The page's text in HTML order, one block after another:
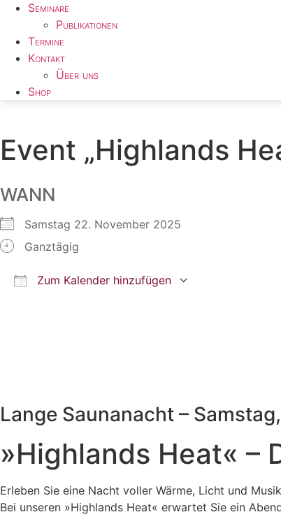
Seminare
Publikationen
Termine
Kontakt
Über uns
Shop
Event „Highlands
WANN
Samstag 22. November 2025
Ganztägig
Zum Kalender hinzufügen
Lange Saunanacht –
»Highlands Heat« –
Erleben Sie eine Nacht voller Wärme, Licht und
Bei unseren »Highlands Heat« erwartet Sie ein